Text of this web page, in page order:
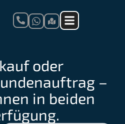
oder
–
in beiden